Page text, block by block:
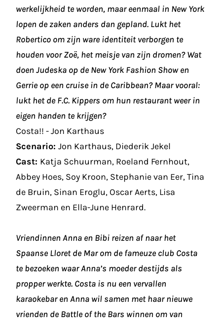
werkelijkheid te worden, maar eenmaal in New York
lopen de zaken anders dan gepland. Lukt het
Robertico om zijn ware identiteit verborgen te
houden voor Zoë, het meisje van zijn dromen? Wat
doen Judeska op de New York Fashion Show en
Gerrie op een cruise in de Caribbean? Maar vooral:
lukt het de F.C. Kippers om hun restaurant weer in
eigen handen te krijgen?
Costa!! - Jon Karthaus
Scenario: Jon Karthaus, Diederik Jekel
Cast: Katja Schuurman, Roeland Fernhout,
Abbey Hoes, Soy Kroon, Stephanie van Eer, Tina
de Bruin, Sinan Eroglu, Oscar Aerts, Lisa
Zweerman en Ella-June Henrard.
Vriendinnen Anna en Bibi reizen af naar het
Spaanse Lloret de Mar om de fameuze club Costa
te bezoeken waar Anna’s moeder destijds als
propper werkte. Costa is nu een vervallen
karaokebar en Anna wil samen met haar nieuwe
vrienden de Battle of the Bars winnen om van